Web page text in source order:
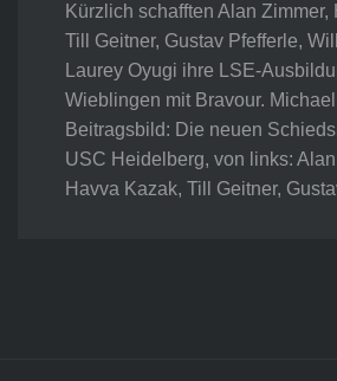
Kürzlich schafften Alan Zimmer,
Till Geitner, Gustav Pfefferle,
Laurey Oyugi ihre LSE-
Wieblingen mit Bravour.
Beitragsbild: Die neuen
USC Heidelberg, von links:
Havva Kazak, Till Geitner,